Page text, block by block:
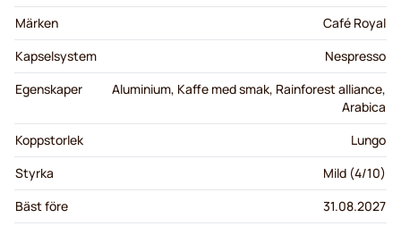
Märken
Café Royal
Kapselsystem
Nespresso
Egenskaper
Aluminium, Kaffe med smak, Rainforest alliance,
Arabica
Koppstorlek
Lungo
Styrka
Mild (4/10)
Bäst före
31.08.2027